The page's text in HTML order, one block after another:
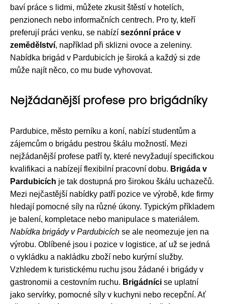
baví práce s lidmi, můžete zkusit štěstí v hotelích,
penzionech nebo informačních centrech. Pro ty, kteří
preferují práci venku, se nabízí sezónní práce v
zemědělství, například při sklizni ovoce a zeleniny.
Nabídka brigád v Pardubicích je široká a každý si zde
může najít něco, co mu bude vyhovovat.
Nejžádanější profese pro brigádníky
Pardubice, město perníku a koní, nabízí studentům a
zájemcům o brigádu pestrou škálu možností. Mezi
nejžádanější profese patří ty, které nevyžadují specifickou
kvalifikaci a nabízejí flexibilní pracovní dobu. Brigáda v
Pardubicích je tak dostupná pro širokou škálu uchazečů.
Mezi nejčastější nabídky patří pozice ve výrobě, kde firmy
hledají pomocné síly na různé úkony. Typickým příkladem
je balení, kompletace nebo manipulace s materiálem.
Nabídka brigády v Pardubicích se ale neomezuje jen na
výrobu. Oblíbené jsou i pozice v logistice, ať už se jedná
o vykládku a nakládku zboží nebo kurýrní služby.
Vzhledem k turistickému ruchu jsou žádané i brigády v
gastronomii a cestovním ruchu. Brigádníci se uplatní
jako servírky, pomocné síly v kuchyni nebo recepční. Ať